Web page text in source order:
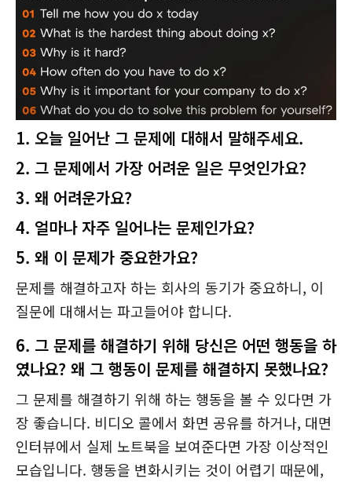
1. 오늘 일어난 그 문제에 대해서 말해주세요.
2. 그 문제에서 가장 어려운 일은 무엇인가요?
3. 왜 어려운가요?
4. 얼마나 자주 일어나는 문제인가요?
5. 왜 이 문제가 중요한가요?
문제를 해결하고자 하는 회사의 동기가 중요하니, 이
질문에 대해서는 파고들어야 합니다.
6. 그 문제를 해결하기 위해 당신은 어떤 행동을 하
였나요? 왜 그 행동이 문제를 해결하지 못했나요?
그 문제를 해결하기 위해 하는 행동을 볼 수 있다면 가
장 좋습니다. 비디오 콜에서 화면 공유를 하거나, 대면
인터뷰에서 실제 노트북을 보여준다면 가장 이상적인
모습입니다. 행동을 변화시키는 것이 어렵기 때문에,